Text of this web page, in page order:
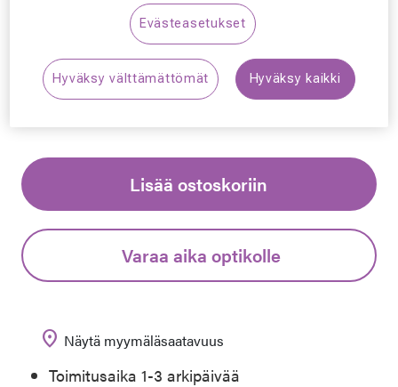
Synttäriale: erä merkkiaurinkolaseja –50 %,
katso alennetut tuotteet!
Lisää ostoskoriin
Varaa aika optikolle
location_on Näytä myymäläsaatavuus
Toimitusaika 1-3 arkipäivää
Evästeasetukset
Hyväksy välttämättömät Hyväksy kaikki